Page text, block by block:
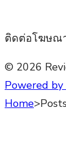
ติดต่อโฆษณา
© 2026
Powered
Home>